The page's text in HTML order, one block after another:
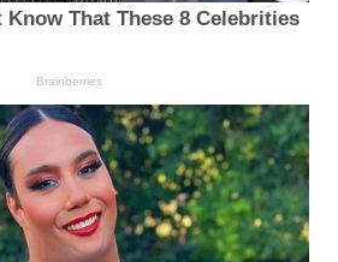
Know That These 8 Celebrities
Brainberries